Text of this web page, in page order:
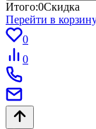
Итого:0Скидка
Перейти в
0
0